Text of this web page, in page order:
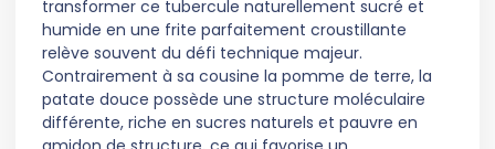
transformer ce tubercule naturellement sucré et
humide en une frite parfaitement croustillante
relève souvent du défi technique majeur.
Contrairement à sa cousine la pomme de terre, la
patate douce possède une structure moléculaire
différente, riche en sucres naturels et pauvre en